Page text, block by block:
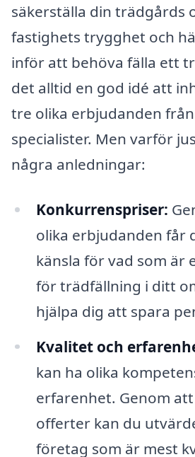
säkerställa din trädgårds
fastighets trygghet och
inför att behöva fälla ett
det alltid en god idé att
tre olika erbjudanden
specialister. Men varför
några anledningar:
Konkurrenspriser:
olika erbjudanden får
känsla för vad som är
för trädfällning i ditt
hjälpa dig att spara
Kvalitet och
kan ha olika
erfarenhet. Genom
offerter kan du
företag som är mest